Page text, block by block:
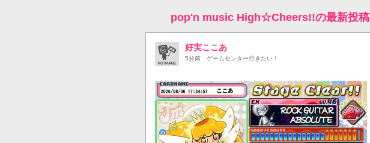
pop'n music High☆Cheers!!の最新投稿
好実ここあ
5分前 ゲームセンター行きたい！